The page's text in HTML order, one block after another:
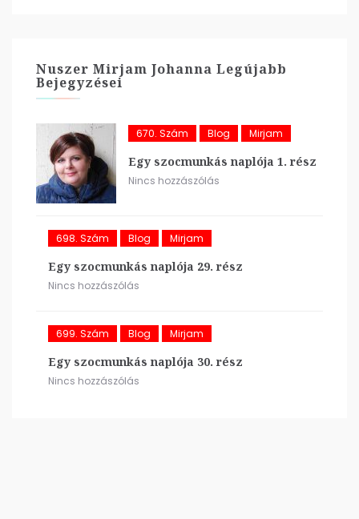
Nuszer Mirjam Johanna Legújabb
Bejegyzései
670. Szám Blog Mirjam
Egy szocmunkás naplója 1. rész
Nincs hozzászólás
698. Szám Blog Mirjam
Egy szocmunkás naplója 29. rész
Nincs hozzászólás
699. Szám Blog Mirjam
Egy szocmunkás naplója 30. rész
Nincs hozzászólás